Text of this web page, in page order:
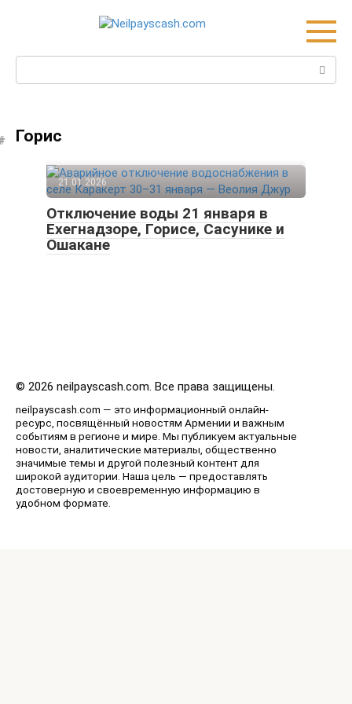
Search:
Горис
21.01.2026
Отключение воды 21 января в
Ехегнадзоре, Горисе, Сасунике и
Ошакане
© 2026 neilpayscash.com. Все права защищены.
neilpayscash.com — это информационный онлайн-
ресурс, посвящённый новостям Армении и важным
событиям в регионе и мире. Мы публикуем актуальные
новости, аналитические материалы, общественно
значимые темы и другой полезный контент для
широкой аудитории. Наша цель — предоставлять
достоверную и своевременную информацию в
удобном формате.